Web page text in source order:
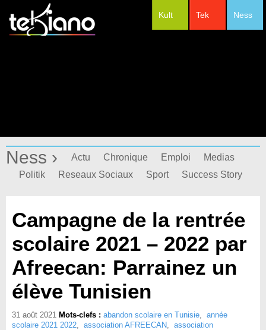
Ness
Tek
Kult
Ness › Actu Chronique Emploi
Medias
Politik
Reseaux Sociaux Sport Success Story
Campagne de la rentrée
scolaire 2021 – 2022 par
Afreecan: Parrainez un
élève Tunisien
31 août 2021 Mots-clefs : abandon scolaire en Tunisie, année
scolaire 2021 2022, association AFREECAN, association